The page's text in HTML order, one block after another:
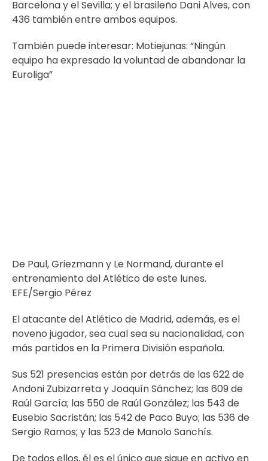
Barcelona y el Sevilla; y el brasileño Dani Alves, con
436 también entre ambos equipos.
También puede interesar: Motiejunas: “Ningún
equipo ha expresado la voluntad de abandonar la
Euroliga”
De Paul, Griezmann y Le Normand, durante el
entrenamiento del Atlético de este lunes.
EFE/Sergio Pérez
El atacante del Atlético de Madrid, además, es el
noveno jugador, sea cual sea su nacionalidad, con
más partidos en la Primera División española.
Sus 521 presencias están por detrás de las 622 de
Andoni Zubizarreta y Joaquín Sánchez; las 609 de
Raúl García; las 550 de Raúl González; las 543 de
Eusebio Sacristán; las 542 de Paco Buyo; las 536 de
Sergio Ramos; y las 523 de Manolo Sanchís.